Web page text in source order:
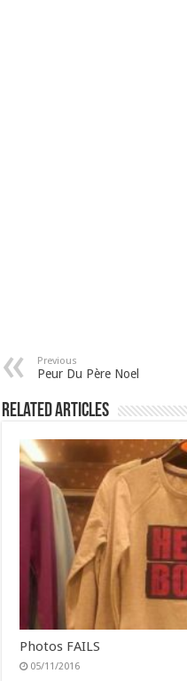
Previous
Peur Du Père Noel
Related Articles
Photos FAILS
05/11/2016